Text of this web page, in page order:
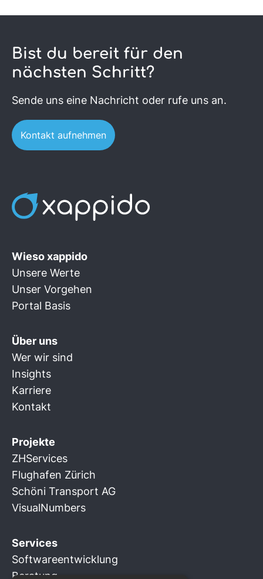
Bist du bereit für den
nächsten Schritt?
Sende uns eine Nachricht oder rufe uns an.
Kontakt aufnehmen
Wieso xappido
Unsere Werte
Unser Vorgehen
Portal Basis
Über uns
Wer wir sind
Insights
Karriere
Kontakt
Projekte
ZHServices
Flughafen Zürich
Schöni Transport AG
VisualNumbers
Services
Softwareentwicklung
Beratung